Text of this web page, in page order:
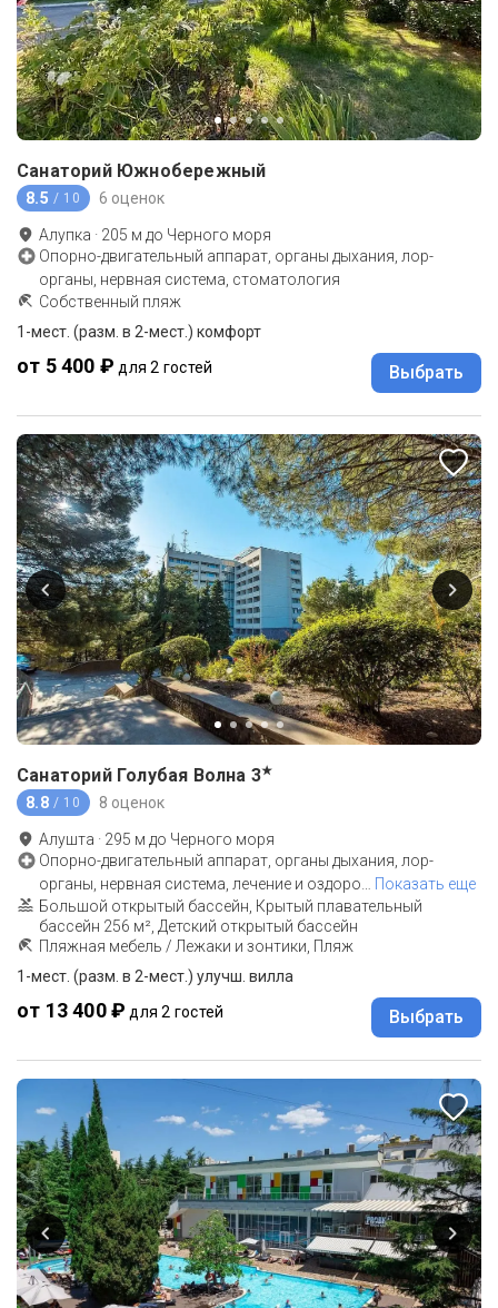
Санаторий Южнобережный
8.5 / 10 6 оценок
Алупка · 205 м до Черного моря
Опорно-двигательный аппарат, органы дыхания, лор-
органы, нервная система, стоматология
Собственный пляж
1-мест. (разм. в 2-мест.) комфорт
от 5 400 ₽ для 2 гостей Выбрать
Санаторий Голубая Волна 3★
8.8 / 10 8 оценок
Алушта · 295 м до Черного моря
Опорно-двигательный аппарат, органы дыхания, лор-
органы, нервная система, лечение и оздоро
Показать еще
Большой открытый бассейн, Крытый плавательный
бассейн 256 м², Детский открытый бассейн
Пляжная мебель / Лежаки и зонтики, Пляж
1-мест. (разм. в 2-мест.) улучш. вилла
от 13 400 ₽ для 2 гостей Выбрать